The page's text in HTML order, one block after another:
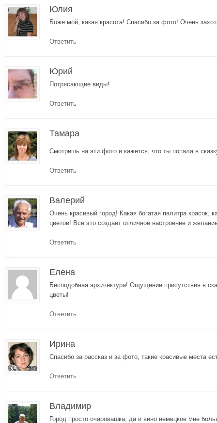
Юлия
Боже мой, какая красота! Спасибо за фото! Очень
Ответить
Юрий
Потрясающие виды!
Ответить
Тамара
Смотришь на эти фото и кажется, что ты попала в
Ответить
Валерий
Очень красивый город! Какая богатая палитра красок,
цветов! Все это создает отличное настроение и
Ответить
Елена
Бесподобная архитектура! Ощущение присутствия в
цветы!
Ответить
Ирина
Спасибо за рассказ и за фото, такие красивые места
Ответить
Владимир
Город просто очаровашка, да и вино немецкое мне